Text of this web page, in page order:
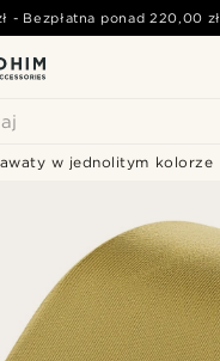
- Bezpłatna ponad220,00 zł
w jednolitym kolorze